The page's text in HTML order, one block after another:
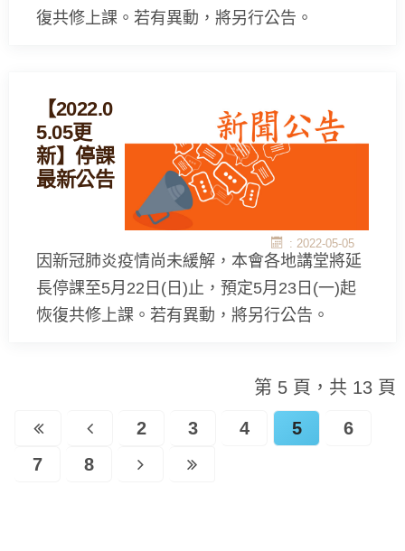
復共修上課。若有異動，將另行公告。
【2022.0
5.05更
新】停課
最新公告
: 2022-05-05
因新冠肺炎疫情尚未緩解，本會各地講堂將延
長停課至5月22日(日)止，預定5月23日(一)起
恢復共修上課。若有異動，將另行公告。
第 5 頁，共 13 頁
2 3 4 5
6
7
8